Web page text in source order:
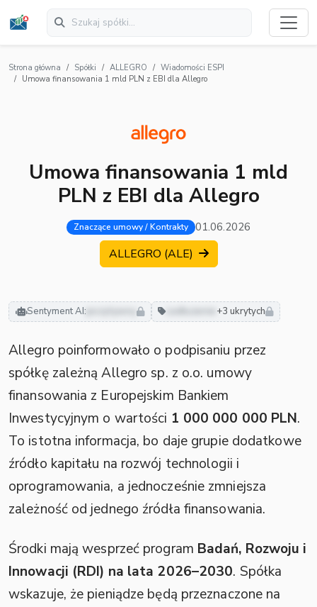
Strona główna Spółki ALLEGRO
Wiadomości ESPI
Umowa finansowania 1 mld PLN z EBI dla Allegro
Umowa finansowania 1 mld
PLN z EBI dla Allegro
Znaczące umowy / Kontrakty 01.06.2026
ALLEGRO (ALE)
Sentyment AI: pozytywny +3 ukrytych
Allegro poinformowało o podpisaniu przez
spółkę zależną Allegro sp. z o.o. umowy
finansowania z Europejskim Bankiem
Inwestycyjnym o wartości 1 000 000 000 PLN.
To istotna informacja, bo daje grupie dodatkowe
źródło kapitału na rozwój technologii i
oprogramowania, a jednocześnie zmniejsza
zależność od jednego źródła finansowania.
Środki mają wesprzeć program Badań, Rozwoju i
Innowacji (RDI) na lata 2026–2030. Spółka
wskazuje, że pieniądze będą przeznaczone na